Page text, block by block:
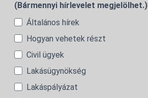
(Bármennyi hírlevelet megjelölhet.)
Általános hírek
Hogyan vehetek részt
Civil ügyek
Lakásügynökség
Lakáspályázat